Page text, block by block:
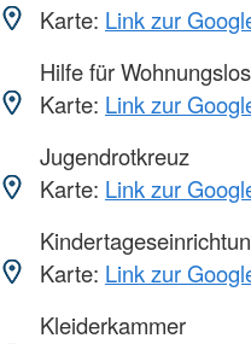
Karte: Link zur
Hilfe für
Karte: Link zur
Jugendrotkreuz
Karte: Link zur
Karte: Link zur
Kleiderkammer